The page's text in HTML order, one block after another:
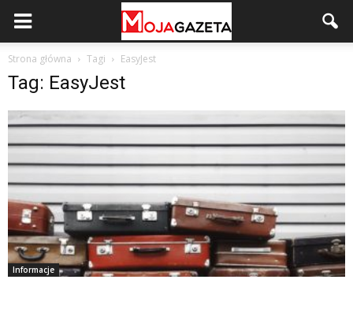
Strona główna Tagi EasyJest
Tag: EasyJest
Informacje